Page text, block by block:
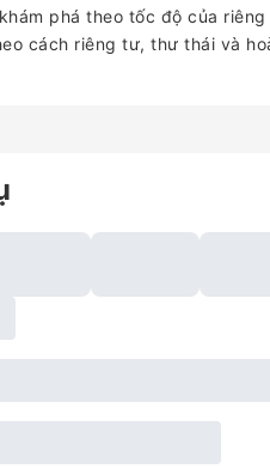
phá theo tốc độ của
cách riêng tư, thư thái và